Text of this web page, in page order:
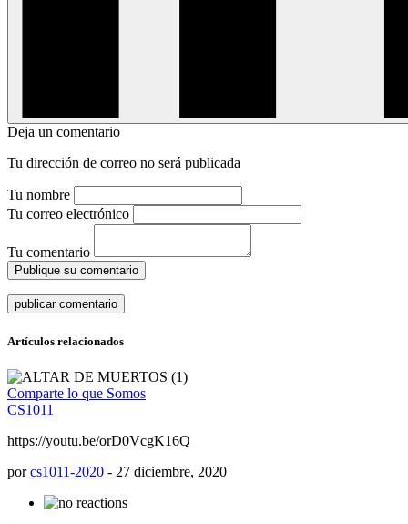
Deja un comentario
Tu dirección de correo no será publicada
Tu nombre
Tu correo electrónico
Tu comentario
Publique su comentario
Artículos relacionados
Comparte lo que Somos
CS1011
https://youtu.be/orD0VcgK16Q
porcs1011-2020 - 27 diciembre, 2020